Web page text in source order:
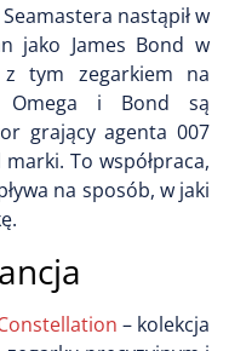
nastąpił w
jako James Bond w
z tym zegarkiem na
Omega i Bond są
grający agenta 007
To współpraca,
na sposób, w jaki
– kolekcja